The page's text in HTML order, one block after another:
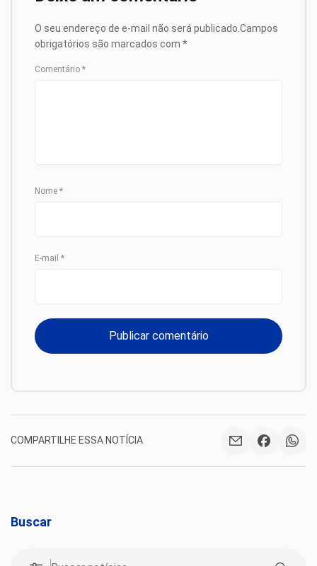
O seu endereço de e-mail não será publicado. Campos
obrigatórios são marcados com *
Comentário *
Nome *
E-mail *
COMPARTILHE ESSA NOTÍCIA
Buscar